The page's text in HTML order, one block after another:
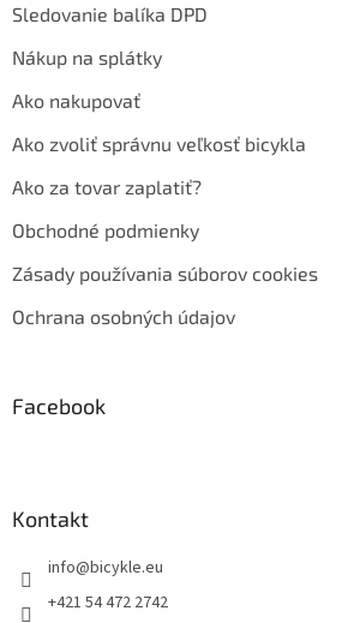
Sledovanie balíka DPD
Nákup na splátky
Ako nakupovať
Ako zvoliť správnu veľkosť bicykla
Ako za tovar zaplatiť?
Obchodné podmienky
Zásady používania súborov cookies
Ochrana osobných údajov
Facebook
Kontakt
info@bicykle.eu
+421 54 472 2742